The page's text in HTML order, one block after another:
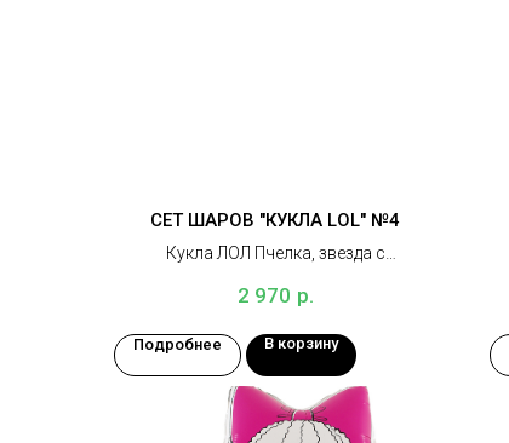
СЕТ ШАРОВ "КУКЛА LOL" №4
Кукла ЛОЛ Пчелка, звезда с
шара с конфетти, 3 шара хром, 3 белых
2 970 р.
Подробнее В корзину